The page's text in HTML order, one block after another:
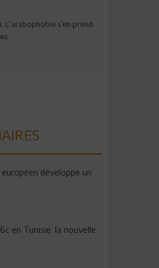
L’arabophobie s’en prend
développe un
en Tunisie: la nouvelle